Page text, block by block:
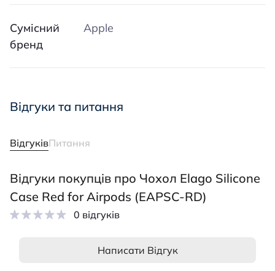
Сумісний
бренд
Apple
Відгуки та питання
ВідгуківПитання
Відгуки покупців про Чохол Elago Silicone
Case Red for Airpods (EAPSC-RD)
0 відгуків
Написати Відгук